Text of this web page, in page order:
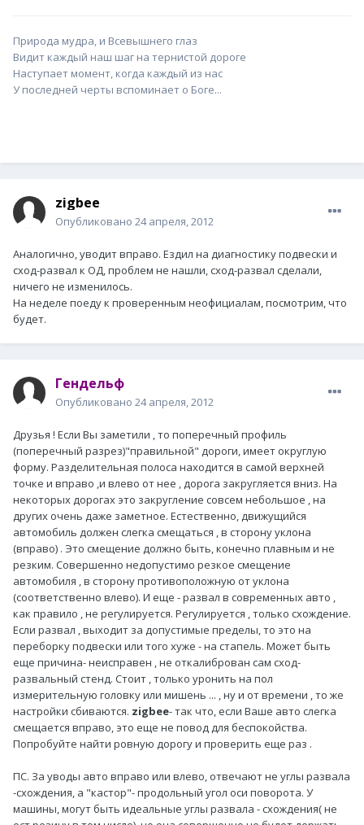
Природа мудра, и Всевышнего глаз
Видит каждый наш шаг на тернистой дороге
Наступает момент, когда каждый из нас
У последней черты вспоминает о Боге...
zigbee
Опубликовано 24 апреля, 2012
Аналогично, уводит вправо. Ездил на диагностику подвески и
сход-развал к ОД, проблем не нашли, сход-развал сделали,
ничего не изменилось.
На неделе поеду к проверенным неофициалам, посмотрим, что
будет.
Гендельф
Опубликовано 24 апреля, 2012
Друзья ! Если Вы заметили , то поперечный профиль
(поперечный разрез)"правильной" дороги, имеет округлую
форму. Разделительная полоса находится в самой верхней
точке и вправо ,и влево от нее , дорога закругляется вниз. На
некоторых дорогах это закругление совсем небольшое , на
других очень даже заметное. Естественно, движущийся
автомобиль должен слегка смещаться , в сторону уклона
(вправо) . Это смещение должно быть, конечно плавным и не
резким. Совершенно недопустимо резкое смещение
автомобиля , в сторону противоположную от уклона
(соответственно влево). И еще - развал в современных авто ,
как правило , не регулируется. Регулируется , только схождение.
Если развал , выходит за допустимые пределы, то это на
переборку подвески или того хуже - на стапель. Может быть
еще причина- неисправен , не откалиброван сам сход-
развальный стенд. Стоит , только уронить на пол
измерительную головку или мишень ... , ну и от времени , то же
настройки сбиваются. zigbee- так что, если Ваше авто слегка
смещается вправо, это еще не повод для беспокойства.
Попробуйте найти ровную дорогу и проверить еще раз .
ПС. За уводы авто вправо или влево, отвечают не углы развала
-схождения, а "кастор"- продольный угол оси поворота. У
машины, могут быть идеальные углы развала - схождения( не